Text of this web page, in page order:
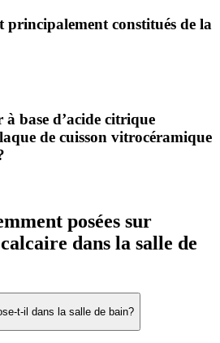
principalement constitués de la
base d’acide citrique
de cuisson vitrocéramique
posées sur
dans la salle de
t-il dans la salle de bain?